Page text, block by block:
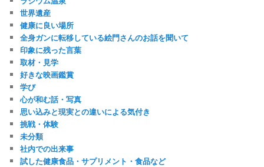
世界遺産
健康に良い場所
全身ガンに転移している絵門さんのお話を聞いて
印象に残った言葉
取材・見学
好きな映画鑑賞
学び
心が和む話・写真
思い込みと現実との違いによる気付き
挑戦・体験
未分類
社内での出来事
試した健康食品・サプリメント・食品など